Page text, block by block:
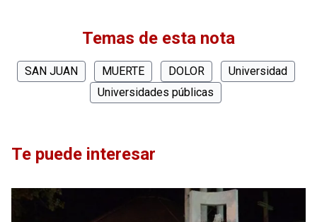
Temas de esta nota
SAN JUAN MUERTE DOLOR
Universidad
Universidades públicas
Te puede interesar